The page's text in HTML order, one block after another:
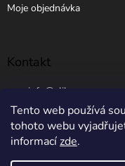
Tento web používá
tohoto webu
informacízde.
Moje objednávka
Kontakt
info @ elibros.cz
+420 734 184 444